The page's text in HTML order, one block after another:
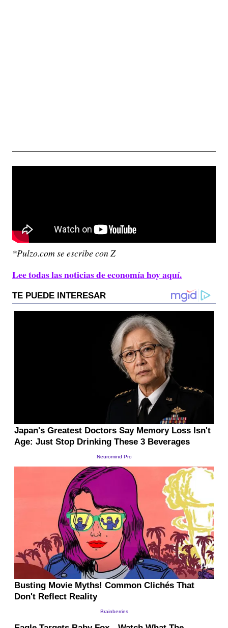
*Pulzo.com se escribe con Z
Lee todas las noticias de economía hoy aquí.